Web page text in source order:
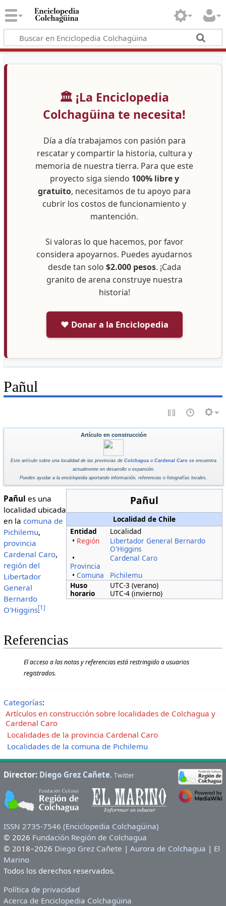
🏛️ ¡La Enciclopedia
Colchagüina te necesita!
Día a día trabajamos con pasión para
rescatar y compartir la historia, cultura y
memoria de nuestra tierra. Para que este
proyecto siga siendo 100% libre y
gratuito, necesitamos de tu apoyo para
cubrir los costos de funcionamiento y
mantención.
Si valoras lo que hacemos, por favor
considera apoyarnos. Puedes ayudarnos
desde tan solo $2.000 pesos. ¡Cada
granito de arena construye nuestra
historia!
❤️ Donar a la Enciclopedia
Pañul
Artículo en construcción
Este artículo sobre una localidad de las provincias de Colchagua o Cardenal Caro se encuentra
actualmente en desarrollo o expansión.
Puedes ayudar a la enciclopedia aportando información, referencias o fotografías locales.
Pañul
Localidad de Chile
Entidad
Localidad
• Región
Libertador General Bernardo
O'Higgins
•
Provincia
Cardenal Caro
•Comuna
Pichilemu
Huso
horario
UTC-3 (verano)
UTC-4 (invierno)
Pañul es una
localidad ubicada
en la comuna de
Pichilemu,
provincia
Cardenal Caro,
región del
Libertador
General
Bernardo
O'Higgins.
[1 ]
Referencias
El acceso a las notas y referencias está restringido a usuarios
registrados.
Categorías:
Artículos en construcción sobre localidades de Colchagua y
Cardenal Caro
Localidades de la provincia Cardenal Caro
Localidades de la comuna de Pichilemu
Director: Diego Grez Cañete. Twitter
ISSN 2735-7546 (Enciclopedia Colchagüina)
© 2026 Fundación Región de Colchagua
© 2018–2026 Diego Grez Cañete | Aurora de Colchagua | El
Marino
Todos los derechos reservados.
Política de privacidad
Acerca de Enciclopedia Colchagüina